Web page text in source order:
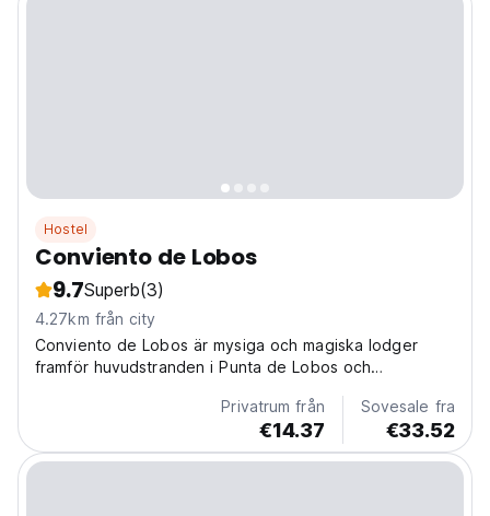
Hostel
Conviento de Lobos
9.7Superb(3)
4.27km från city
Conviento de Lobos är mysiga och magiska lodger
framför huvudstranden i Punta de Lobos och
Privatrum från
€14.37
Sovesale fra
€33.52